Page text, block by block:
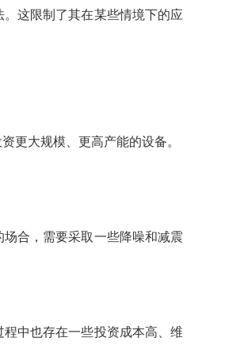
这限制了其在某些情境下的应
更大规模、更高产能的设备。
合，需要采取一些降噪和减震
中也存在一些投资成本高、维